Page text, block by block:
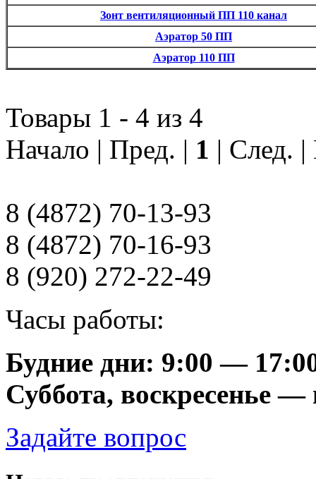
Зонт вентиляционный ПП 110 канал
Аэратор 50 ПП
Аэратор 110 ПП
Товары 1 - 4 из 4
Начало | Пред. | 1 | След.
8 (4872) 70-13-93
8 (4872) 70-16-93
8 (920) 272-22-49
Часы работы:
Будние дни: 9:00 —
Суббота, воскресенье
Задайте вопрос